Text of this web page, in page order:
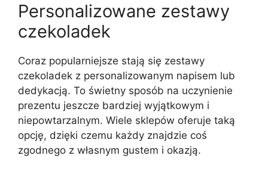
Personalizowane zestawy
czekoladek
Coraz popularniejsze stają się zestawy
czekoladek z personalizowanym napisem lub
dedykacją. To świetny sposób na uczynienie
prezentu jeszcze bardziej wyjątkowym i
niepowtarzalnym. Wiele sklepów oferuje taką
opcję, dzięki czemu każdy znajdzie coś
zgodnego z własnym gustem i okazją.